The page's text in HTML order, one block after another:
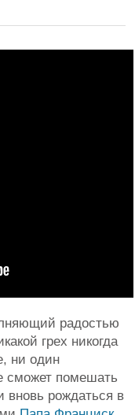
радостью
грех никогда
ни один
сможет помешать
вновь рождаться в